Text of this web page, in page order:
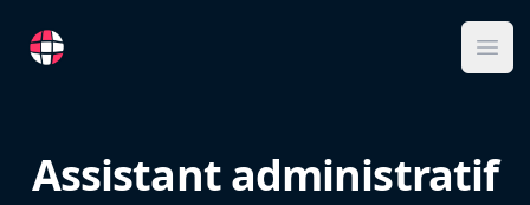
RemoteFR
Assistant administratif